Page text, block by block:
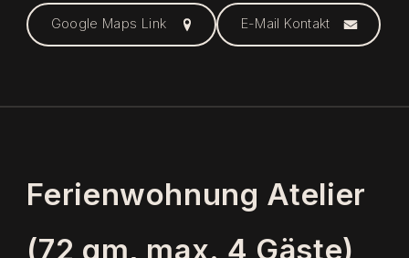
Google Maps Link E-Mail Kontakt
Ferienwohnung Atelier
(72 qm, max. 4 Gäste)